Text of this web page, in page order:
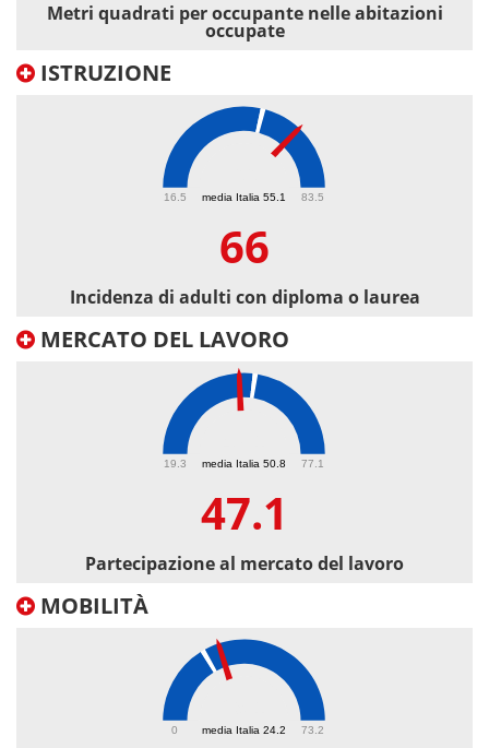
Metri quadrati per occupante nelle abitazioni
occupate
ISTRUZIONE
media Italia 55.1
16.5 83.5
66
Incidenza di adulti con diploma o laurea
MERCATO DEL LAVORO
media Italia 50.8
19.3 77.1
47.1
Partecipazione al mercato del lavoro
MOBILITÀ
media Italia 24.2
0 73.2